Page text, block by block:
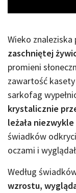
Wieko znaleziska
zaschniętej
promieni
zawartość
sarkofag
krystalicznie
leżała
świadków
oczami i
Według
wzrostu,